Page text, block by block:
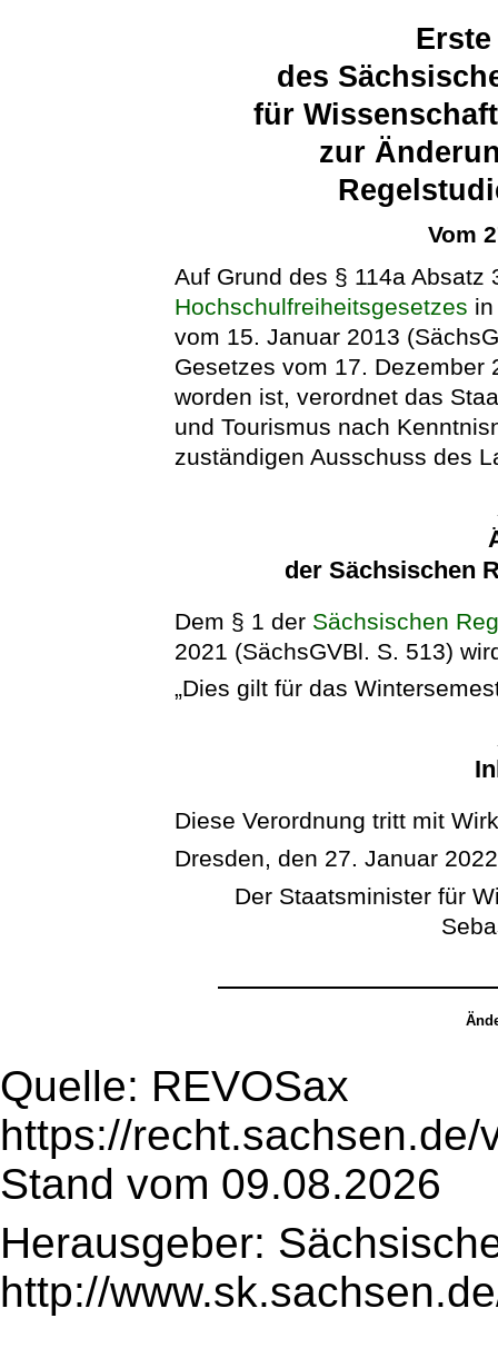
des
für
zur
Vom
Auf Grund des § 114a
Hochschulfreiheitsgesetzes
vom 15. Januar 2013
Gesetzes vom 17. Dezember
worden ist, verordnet das
und Tourismus nach
zuständigen Ausschuss des
der Sächsischen
Dem § 1 der Sächsischen
2021 (SächsGVBl. S. 513)
„Dies gilt für das
Diese Verordnung tritt mit
Dresden, den 27. Januar 2022
Der Staatsminister für
Quelle: REVOSax
https://
Stand vom 09.08.2026
Herausgeber:
http://